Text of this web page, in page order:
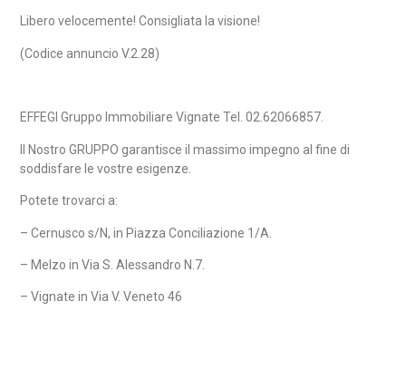
Libero velocemente! Consigliata la visione!
(Codice annuncio V.2.28)
EFFEGI Gruppo Immobiliare Vignate Tel. 02.62066857.
Il Nostro GRUPPO garantisce il massimo impegno al fine di
soddisfare le vostre esigenze.
Potete trovarci a:
– Cernusco s/N, in Piazza Conciliazione 1/A.
– Melzo in Via S. Alessandro N.7.
– Vignate in Via V. Veneto 46